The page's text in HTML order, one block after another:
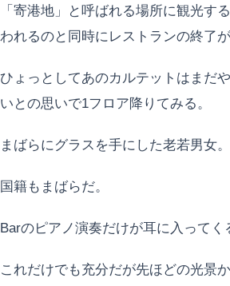
「寄港地」と呼ばれる場所に観光す
われるのと同時にレストランの終了が
ひょっとしてあのカルテットはまだ
いとの思いで1フロア降りてみる。
まばらにグラスを手にした老若男女。
国籍もまばらだ。
Barのピアノ演奏だけが耳に入ってく
これだけでも充分だが先ほどの光景